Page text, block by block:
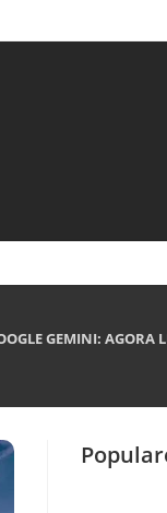
GEMINI: AGORA